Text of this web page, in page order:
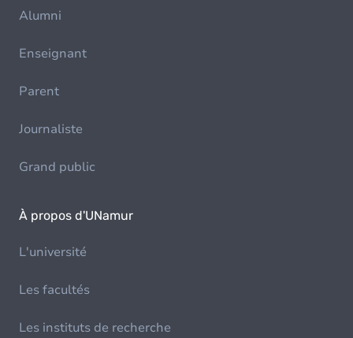
Alumni
Enseignant
Parent
Journaliste
Grand public
À propos d'UNamur
L'université
Les facultés
Les instituts de recherche